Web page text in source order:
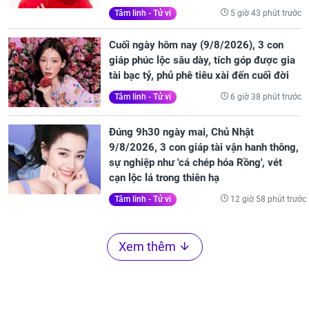
Tâm linh - Tử vi 5 giờ 43 phút trước
Cuối ngày hôm nay (9/8/2026), 3 con
giáp phúc lộc sâu dày, tích góp được gia
tài bạc tỷ, phủ phê tiêu xài đến cuối đời
Tâm linh - Tử vi 6 giờ 38 phút trước
Đúng 9h30 ngày mai, Chủ Nhật
9/8/2026, 3 con giáp tài vận hanh thông,
sự nghiệp như 'cá chép hóa Rồng', vét
cạn lộc lá trong thiên hạ
Tâm linh - Tử vi 12 giờ 58 phút trước
Xem thêm